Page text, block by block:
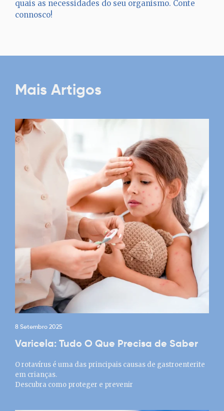
quais as necessidades do seu organismo. Conte
connosco!
Mais Artigos
8 Setembro 2025
Varicela: Tudo O Que Precisa de Saber
O rotavírus é uma das principais causas de gastroenterite
em crianças.
Descubra como proteger e prevenir